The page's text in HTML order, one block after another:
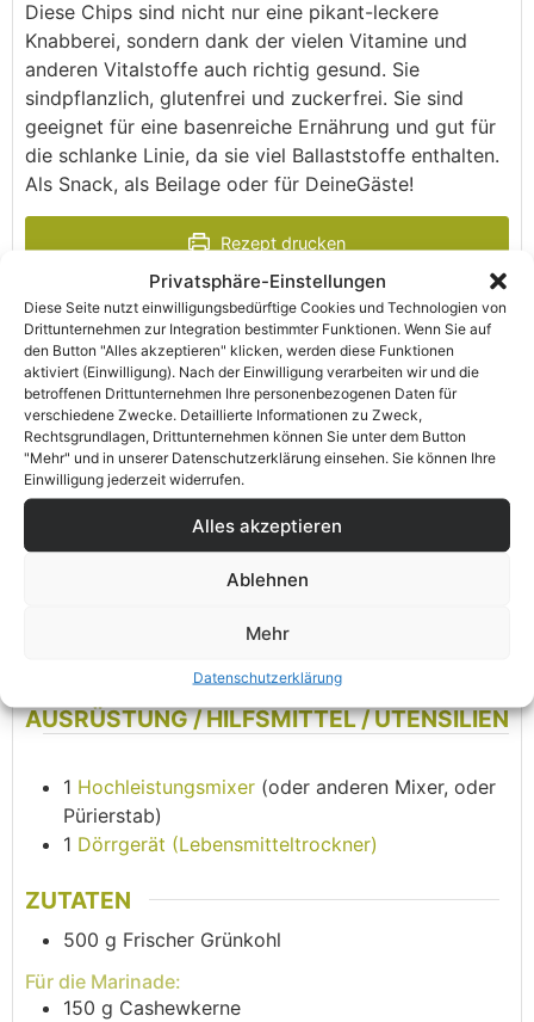
Privatsphäre-Einstellungen
Diese Seite nutzt einwilligungsbedürftige Cookies und Technologien von
Drittunternehmen zur Integration bestimmter Funktionen. Wenn Sie auf
den Button "Alles akzeptieren" klicken, werden diese Funktionen
aktiviert (Einwilligung). Nach der Einwilligung verarbeiten wir und die
betroffenen Drittunternehmen Ihre personenbezogenen Daten für
verschiedene Zwecke. Detaillierte Informationen zu Zweck,
Rechtsgrundlagen, Drittunternehmen können Sie unter dem Button
"Mehr" und in unserer Datenschutzerklärung einsehen. Sie können Ihre
Einwilligung jederzeit widerrufen.
Alles akzeptieren
Ablehnen
Mehr
Datenschutzerklärung
Diese Chips sind nicht nur eine pikant-leckere
Knabberei, sondern dank der vielen Vitamine und
anderen Vitalstoffe auch richtig gesund. Sie
sindpflanzlich, glutenfrei und zuckerfrei. Sie sind
geeignet für eine basenreiche Ernährung und gut für
die schlanke Linie, da sie viel Ballaststoffe enthalten.
Als Snack, als Beilage oder für DeineGäste!
Rezept drucken
Pin Rezept
VORBEREITUNGSZEIT
10 Min.
ZUBEREITUNGSZEIT
12
GESAMTZEIT
15
Beilage, Chips, Cracker,
AUSRÜSTUNG / HILFSMITTEL / UTENSILIEN
1 Hochleistungsmixer (oder anderen Mixer, oder
Pürierstab)
1 Dörrgerät (Lebensmitteltrockner)
ZUTATEN
500 g Frischer Grünkohl
Für die Marinade:
150 g Cashewkerne